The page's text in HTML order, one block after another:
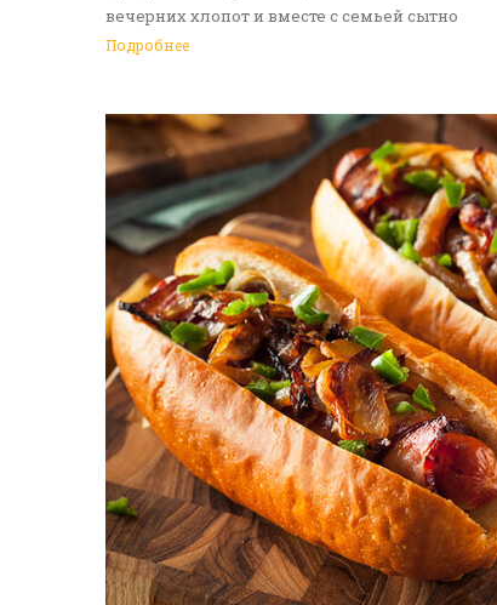
вечерних хлопот и вместе с семьей сытно
поужинать. Доставка еды в Алматы - идеальное
Подробнее